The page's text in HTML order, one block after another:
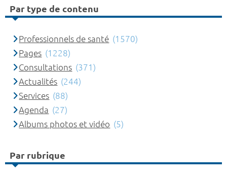
Par type de contenu
Professionnels de santé (1570)
Pages (1228)
Consultations (371)
Actualités (244)
Services (88)
Agenda (27)
Albums photos et vidéo (5)
Par rubrique